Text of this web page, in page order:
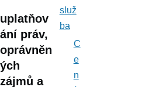
uplatňov
ání práv,
oprávněn
ých
zájmů a
služ
ba
C
e
n